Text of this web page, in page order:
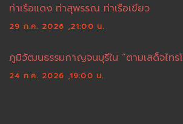
ท่าเรือแดง ท่าสุพรรณ ท่าเรือเขียว
29 ก.ค. 2026 ,21:00 น.
ภูมิวัฒนธรรมกาญจนบุรีใน “ตามเสด็จไทร
24 ก.ค. 2026 ,19:00 น.